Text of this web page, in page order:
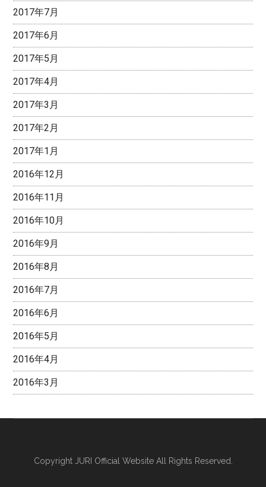
2017年7月
2017年6月
2017年5月
2017年4月
2017年3月
2017年2月
2017年1月
2016年12月
2016年11月
2016年10月
2016年9月
2016年8月
2016年7月
2016年6月
2016年5月
2016年4月
2016年3月
Copyright JURI Official WebsiteAll Rights Reserved.